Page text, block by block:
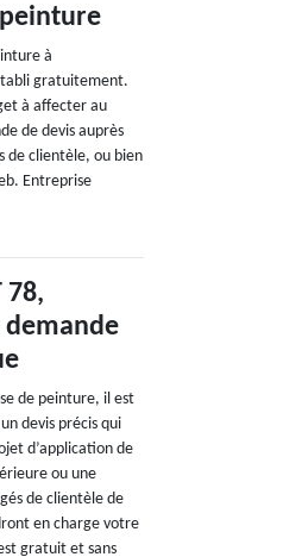
peinture
à
gratuitement.
à affecter au
de devis auprès
de clientèle, ou bien
Entreprise
78,
de peinture, il est
devis précis qui
d’application de
ou une
de clientèle de
en charge votre
gratuit et sans